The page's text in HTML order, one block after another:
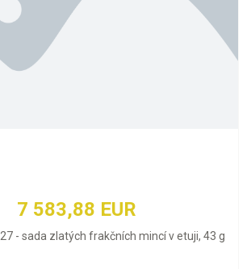
7 583,88 EUR
- sada zlatých frakčních mincí v etuji, 43 g